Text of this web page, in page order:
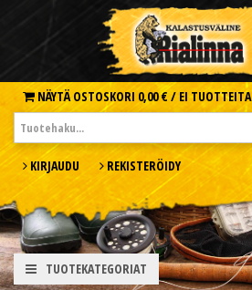
NÄYTÄ OSTOSKORI 0,00 € / EI TUOTTEITA
KIRJAUDU REKISTERÖIDY
TUOTEKATEGORIAT